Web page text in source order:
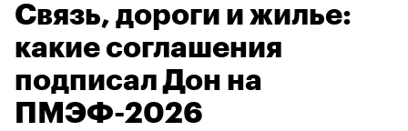
Связь, дороги и жилье:
какие соглашения
подписал Дон на
ПМЭФ-2026